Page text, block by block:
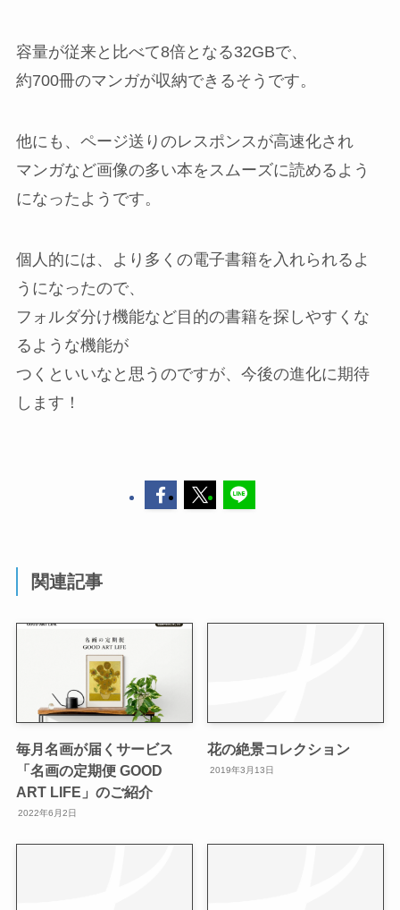
容量が従来と比べて8倍となる32GBで、
約700冊のマンガが収納できるそうです。
他にも、ページ送りのレスポンスが高速化され
マンガなど画像の多い本をスムーズに読めるよう
になったようです。
個人的には、より多くの電子書籍を入れられるよ
うになったので、
フォルダ分け機能など目的の書籍を探しやすくな
るような機能が
つくといいなと思うのですが、今後の進化に期待
します！
関連記事
毎月名画が届くサービス
「名画の定期便 GOOD
ART LIFE」のご紹介
2022年6月2日
花の絶景コレクション
2019年3月13日